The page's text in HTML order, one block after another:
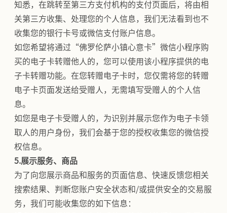
知悉，在跳转至第三方支付机构的支付页面后，将由相
关第三方收集、处理您的个人信息，我们无法看到也不
收集您的银行卡号或微信支付账户信息。
如您希望将通过“佛罗伦萨小镇心意卡”微信小程序购
买的电子卡转赠他人的，您可以使用该小程序提供的电
子卡转赠功能。在您转赠电子卡时，您仅需将您的转赠
电子卡页面发送给受赠人，无需填写受赠人的个人信
息。
如您是电子卡受赠人的，为识别并展示您作为电子卡领
取人的用户身份，我们会基于您的授权收集您的微信授
权信息。
5.展示服务、商品
为了向您展示商品和服务的页面信息、快速反馈您相关
搜索结果、判断您账户安全状态和/或提供安全的交易服
务，我们可能收集您的如下信息：